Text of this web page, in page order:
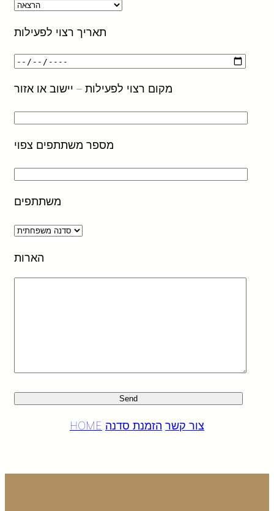
תאריך רצוי לפעילות
מקום רצוי לפעילות – יישוב או אזור
מספר משתתפים צפוי
משתתפים
הארות
צור קשר הזמנת סדנה HOME